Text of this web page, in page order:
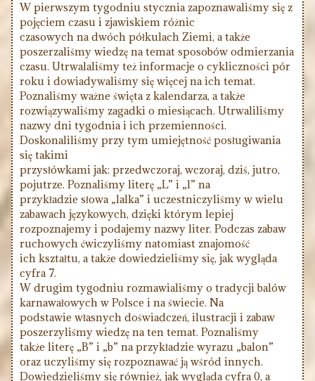
W pierwszym tygodniu stycznia zapoznawaliśmy się z
pojęciem czasu i zjawiskiem różnic
czasowych na dwóch półkulach Ziemi, a także
poszerzaliśmy wiedzę na temat sposobów odmierzania
czasu. Utrwalaliśmy też informacje o cykliczności pór
roku i dowiadywaliśmy się więcej na ich temat.
Poznaliśmy ważne święta z kalendarza, a także
rozwiązywaliśmy zagadki o miesiącach. Utrwaliliśmy
nazwy dni tygodnia i ich przemienności.
Doskonaliliśmy przy tym umiejętność posługiwania
się takimi
przysłówkami jak: przedwczoraj, wczoraj, dziś, jutro,
pojutrze. Poznaliśmy literę „L” i „l” na
przykładzie słowa „lalka” i uczestniczyliśmy w wielu
zabawach językowych, dzięki którym lepiej
rozpoznajemy i podajemy nazwy liter. Podczas zabaw
ruchowych ćwiczyliśmy natomiast znajomość
ich kształtu, a także dowiedzieliśmy się, jak wygląda
cyfra 7.
W drugim tygodniu rozmawialiśmy o tradycji balów
karnawałowych w Polsce i na świecie. Na
podstawie własnych doświadczeń, ilustracji i zabaw
poszerzyliśmy wiedzę na ten temat. Poznaliśmy
także literę „B” i „b” na przykładzie wyrazu „balon”
oraz uczyliśmy się rozpoznawać ją wśród innych.
Dowiedzieliśmy się również, jak wygląda cyfra 0, a